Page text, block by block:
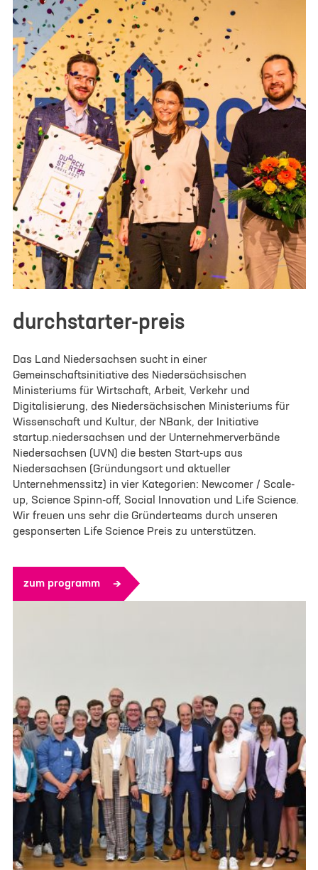
durchstarter-preis
Das Land Niedersachsen sucht in einer
Gemeinschaftsinitiative des Niedersächsischen
Ministeriums für Wirtschaft, Arbeit, Verkehr und
Digitalisierung, des Niedersächsischen Ministeriums für
Wissenschaft und Kultur, der NBank, der Initiative
startup.niedersachsen und der Unternehmerverbände
Niedersachsen (UVN) die besten Start-ups aus
Niedersachsen (Gründungsort und aktueller
Unternehmenssitz) in vier Kategorien: Newcomer / Scale-
up, Science Spinn-off, Social Innovation und Life Science.
Wir freuen uns sehr die Gründerteams durch unseren
gesponserten Life Science Preis zu unterstützen.
zum programm